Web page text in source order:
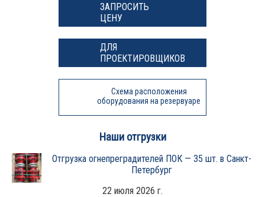
ЗАПРОСИТЬ
ЦЕНУ
ДЛЯ
ПРОЕКТИРОВЩИКОВ
Схема расположения
оборудования на резервуаре
Наши отгрузки
Отгрузка огнепреградителей ПОК — 35 шт. в Санкт-
Петербург
22 июля 2026 г.